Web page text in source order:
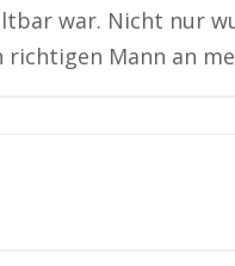
war. Nicht nur
Mann an